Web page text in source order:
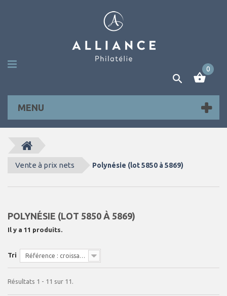
0
MENU
Vente à prix nets Polynésie (lot 5850 à 5869)
POLYNÉSIE (LOT 5850 À 5869)
Il y a 11 produits.
Tri Référence : croissante
Résultats 1 - 11 sur 11.